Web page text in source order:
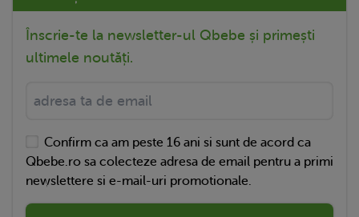
Înscrie-te la newsletter-ul Qbebe și primești
ultimele noutăți.
Confirm ca am peste 16 ani si sunt de acord ca
Qbebe.ro sa colecteze adresa de email pentru a primi
newslettere si e-mail-uri promotionale.